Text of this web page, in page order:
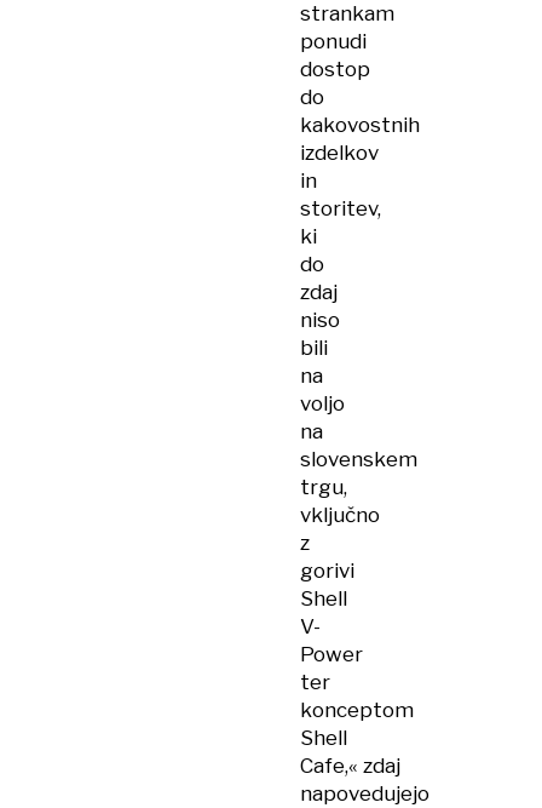
strankam
ponudi
dostop
do
kakovostnih
izdelkov
in
storitev,
ki
do
zdaj
niso
bili
na
voljo
na
slovenskem
trgu,
vključno
z
gorivi
Shell
V-
Power
ter
konceptom
Shell
Cafe,« zdaj
napovedujejo